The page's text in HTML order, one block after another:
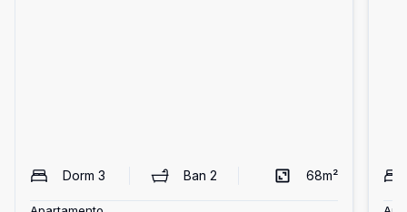
Dorm 3 Ban2 68m²